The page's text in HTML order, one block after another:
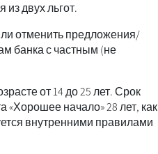
двух льгот.
отменить предложения/
банка с частным (не
от 14 до 25 лет. Срок
«Хорошее начало» 28 лет, как
внутренними правилами